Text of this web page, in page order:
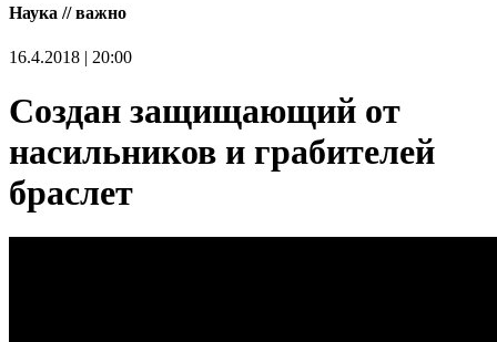
Наука // важно
16.4.2018 | 20:00
Создан защищающий от
насильников и грабителей
браслет